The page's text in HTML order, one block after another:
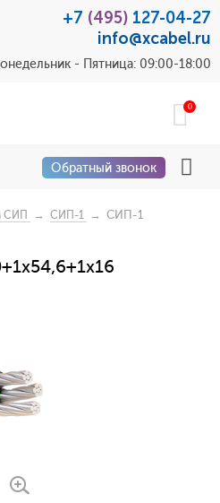
+7 (495) 127-04-27
info@xcabel.ru
- Пятница: 09:00-18:00
0
Обратный звонок
СИП → СИП-1 → СИП-1